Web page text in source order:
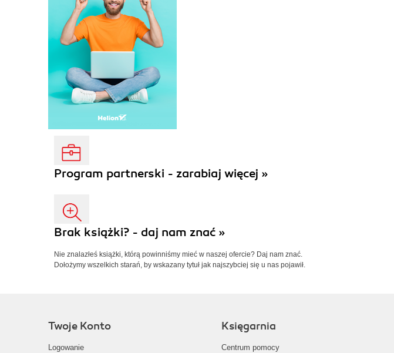
Program partnerski - zarabiaj więcej »
Brak książki? - daj nam znać »
Nie znalazłeś książki, którą powinniśmy mieć w naszej ofercie? Daj nam znać.
Dołożymy wszelkich starań, by wskazany tytuł jak najszybciej się u nas pojawił.
Twoje Konto
Logowanie
Księgarnia
Centrum pomocy